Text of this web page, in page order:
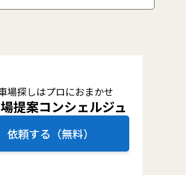
場探しはプロにおまかせ
提案コンシェルジュ
依頼する（無料）